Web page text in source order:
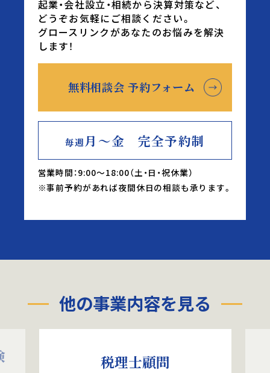
起業・会社設立・相続から決算対策など、
どうぞお気軽にご相談ください。
グロースリンクがあなたのお悩みを解決
します！
無料相談会 予約フォーム
毎週 月～金 完全予約制
営業時間：9:00～18:00（土・日・祝休業）
※事前予約があれば夜間休日の相談も承ります。
他の事業内容を見る
税理士顧問